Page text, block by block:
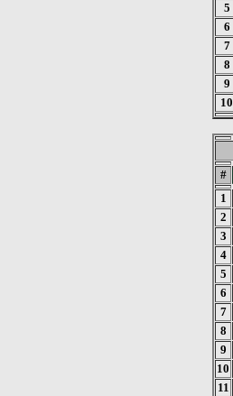
5
6
7
8
9
10
#
1
2
3
4
5
6
7
8
9
10
11